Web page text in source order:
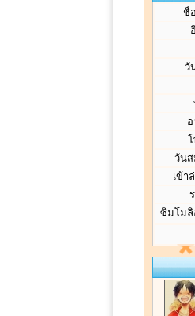
ชื่
วั
วัน
เข้า
ซิมโม